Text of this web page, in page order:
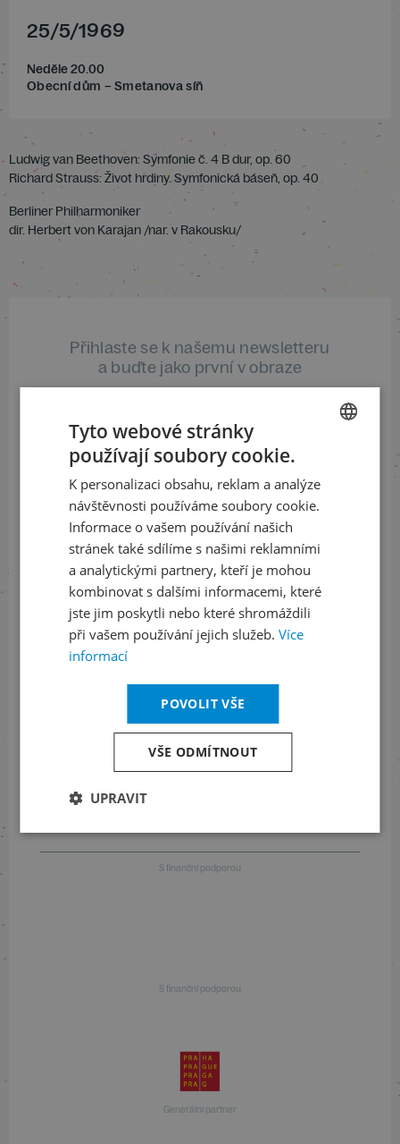
25/5/1969
Neděle 20.00
Obecní dům – Smetanova síň
Ludwig van Beethoven: Symfonie č. 4 B dur, op. 60
Richard Strauss: Život hrdiny. Symfonická báseň, op. 40
Berliner Philharmoniker
dir. Herbert von Karajan /nar. v Rakousku/
Přihlaste se k našemu newsletteru
a buďte jako první v obraze
Sledujte nás na sociálních sítích
LinkedInflickr
Informace o stavu objednávek
Informace o programu
+420 257 310 414
S finanční podporou
S finanční podporou
Generální partner
ENGLISH
Tyto webové stránky
používají soubory cookie.
K personalizaci obsahu, reklam a analýze
návštěvnosti používáme soubory cookie.
Informace o vašem používání našich
stránek také sdílíme s našimi reklamními
a analytickými partnery, kteří je mohou
kombinovat s dalšími informacemi, které
jste jim poskytli nebo které shromáždili
při vašem používání jejich služeb. Více
informací
POVOLIT VŠE
VŠE ODMÍTNOUT
UPRAVIT